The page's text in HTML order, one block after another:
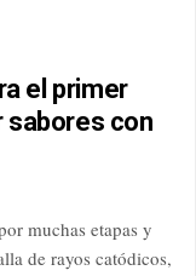
el primer
sabores con
muchas etapas y
de rayos catódicos,